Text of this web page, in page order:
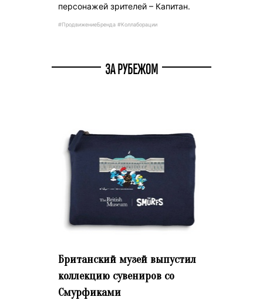
персонажей зрителей – Капитан.
#ПродвижениеБренда #Коллаборации
ЗА РУБЕЖОМ
Британский музей выпустил
коллекцию сувениров со
Смурфиками